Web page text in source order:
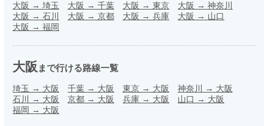
大阪 → 埼玉 大阪 → 千葉 大阪 → 東京 大阪 → 神奈川
大阪 → 石川 大阪 → 京都 大阪 → 兵庫 大阪 → 山口
大阪 → 福岡
大阪 まで行ける路線一覧
埼玉 → 大阪 千葉 → 大阪 東京 → 大阪 神奈川 → 大阪
石川
→ 大阪 京都 → 大阪 兵庫 → 大阪 山口 → 大阪
福岡 → 大阪